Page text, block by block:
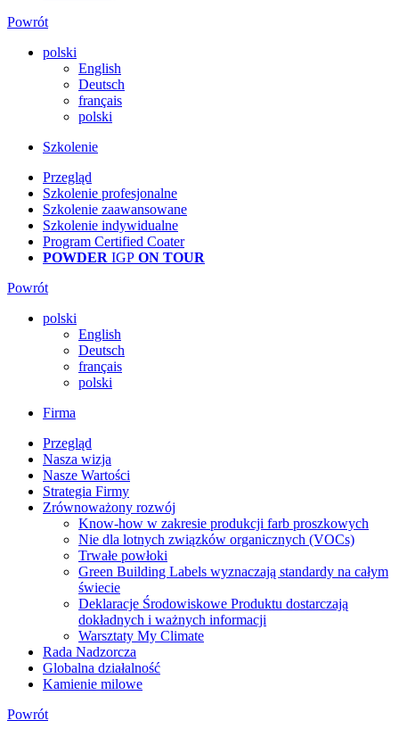
Powrót
polski
English
Deutsch
français
polski
Szkolenie
Przegląd
Szkolenie profesjonalne
Szkolenie zaawansowane
Szkolenie indywidualne
Program Certified Coater
POWDER IGP ON TOUR
Powrót
polski
English
Deutsch
français
polski
Firma
Przegląd
Nasza wizja
Nasze Wartości
Strategia Firmy
Zrównoważony rozwój
Know-how w zakresie produkcji farb proszkowych
Nie dla lotnych związków organicznych (VOCs)
Trwałe powłoki
Green Building Labels wyznaczają standardy na całym
świecie
Deklaracje Środowiskowe Produktu dostarczają
dokładnych i ważnych informacji
Warsztaty My Climate
Rada Nadzorcza
Globalna działalność
Kamienie milowe
Powrót